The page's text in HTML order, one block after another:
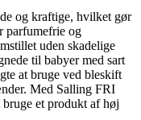
og kraftige, hvilket gør
parfumefrie og
uden skadelige
til babyer med sart
at bruge ved bleskift
Med Salling FRI
et produkt af høj